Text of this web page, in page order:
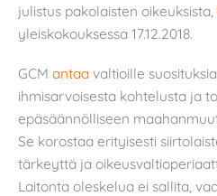
julistus pakolaisten oikeuksista,
yleiskokouksessa 17.12.2018.
GCM antaa valtioille
ihmisarvoisesta kohtelusta ja
epäsäännölliseen
Se korostaa erityisesti
tärkeyttä ja
Laitonta oleskelua ei sallita,